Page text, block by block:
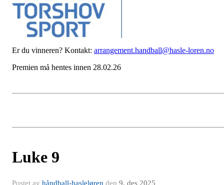
Er du vinneren? Kontakt: arrangement.handball@hasle-loren.no
Premien må hentes innen 28.02.26
Luke 9
Postet av håndball-hasleløren den 9. des 2025